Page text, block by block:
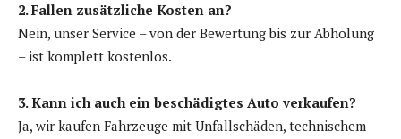
2. Fallen zusätzliche Kosten an?
Nein, unser Service – von der Bewertung bis zur Abholung
– ist komplett kostenlos.
3. Kann ich auch ein beschädigtes Auto verkaufen?
Ja, wir kaufen Fahrzeuge mit Unfallschäden, technischem